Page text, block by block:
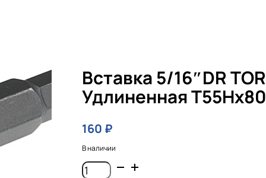
Вставка 5/16″DR
Удлиненная
160 ₽
В наличии
Количество